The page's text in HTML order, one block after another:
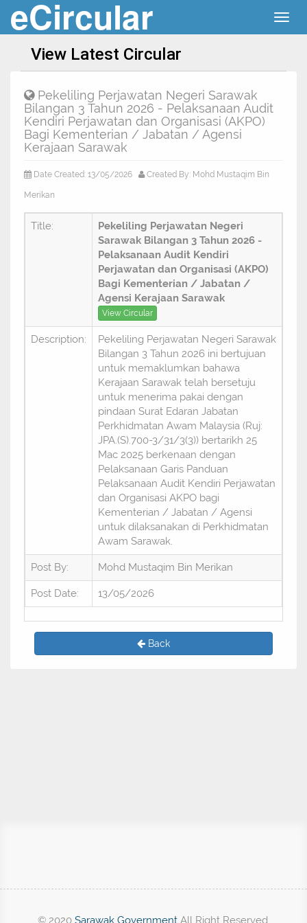
eCircular
View Latest Circular
Pekeliling Perjawatan Negeri Sarawak
Bilangan 3 Tahun 2026 - Pelaksanaan Audit
Kendiri Perjawatan dan Organisasi (AKPO)
Bagi Kementerian / Jabatan / Agensi
Kerajaan Sarawak
Date Created: 13/05/2026 Created By: Mohd Mustaqim Bin
Merikan
Title:
Pekeliling Perjawatan Negeri
Sarawak Bilangan 3 Tahun 2026 -
Pelaksanaan Audit Kendiri
Perjawatan dan Organisasi (AKPO)
Bagi Kementerian / Jabatan /
Agensi Kerajaan Sarawak
View Circular
Description:
Pekeliling Perjawatan Negeri Sarawak
Bilangan 3 Tahun 2026 ini bertujuan
untuk memaklumkan bahawa
Kerajaan Sarawak telah bersetuju
untuk menerima pakai dengan
pindaan Surat Edaran Jabatan
Perkhidmatan Awam Malaysia (Ruj:
JPA.(S).700-3/31/3(3)) bertarikh 25
Mac 2025 berkenaan dengan
Pelaksanaan Garis Panduan
Pelaksanaan Audit Kendiri Perjawatan
dan Organisasi AKPO bagi
Kementerian / Jabatan / Agensi
untuk dilaksanakan di Perkhidmatan
Awam Sarawak.
Post By: Mohd Mustaqim Bin Merikan
Post Date: 13/05/2026
Back
© 2020 Sarawak GovernmentAll Right Reserved.